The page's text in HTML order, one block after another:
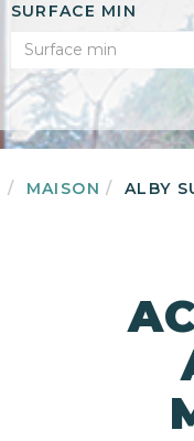
SURFACE MIN
MAISON ALBY